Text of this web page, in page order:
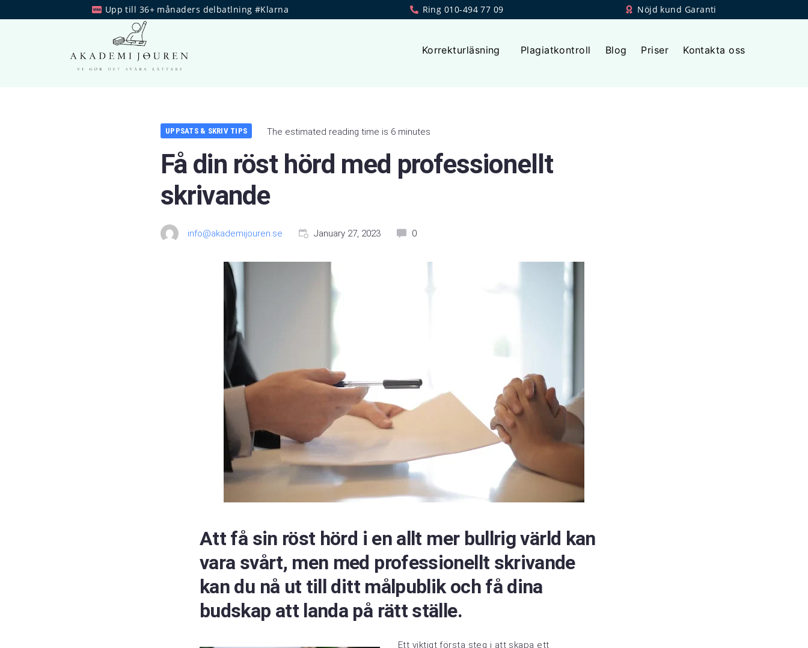
Upp till 36+ månaders delbatlning #Klarna Ring 010-494 77 09 Nöjd kund Garanti
Korrekturläsning Plagiatkontroll Blog Priser Kontakta oss
UPPSATS & SKRIV TIPS The estimated reading time is 6 minutes
Få din röst hörd med professionellt
skrivande
info@akademijouren.se January 27, 2023 0
Att få sin röst hörd i en allt mer bullrig värld kan
vara svårt, men med professionellt skrivande
kan du nå ut till ditt målpublik och få dina
budskap att landa på rätt ställe.
Ett viktigt första steg i att skapa ett